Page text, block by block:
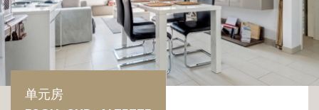
单元房